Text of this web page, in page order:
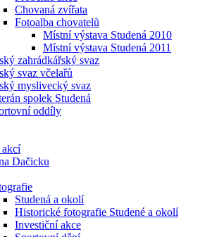
Chovaná zvířata
Fotoalba chovatelů
Místní výstava Studená 2010
Místní výstava Studená 2011
zahrádkářský svaz
svaz včelařů
myslivecký svaz
spolek Studená
oddíly
akcí
Dačicku
Studená a okolí
Historické fotografie Studené a okolí
Investiční akce